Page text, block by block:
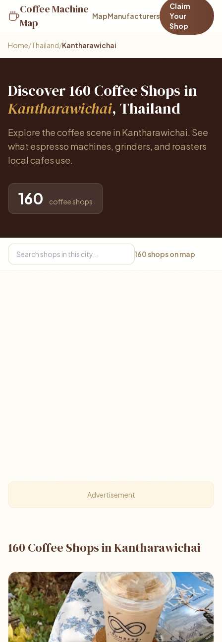
Coffee Machine
Map
MapManufacturers
Claim
Your
Shop
Home/Thailand/Kantharawichai
Discover 160 Coffee Shops in
Kantharawichai, Thailand
Explore the coffee scene in Kantharawichai. See
what espresso machines, grinders, and roasters
local cafes use.
160 coffee shops
160 shops on map
Advertisement
160 Coffee Shops in Kantharawichai